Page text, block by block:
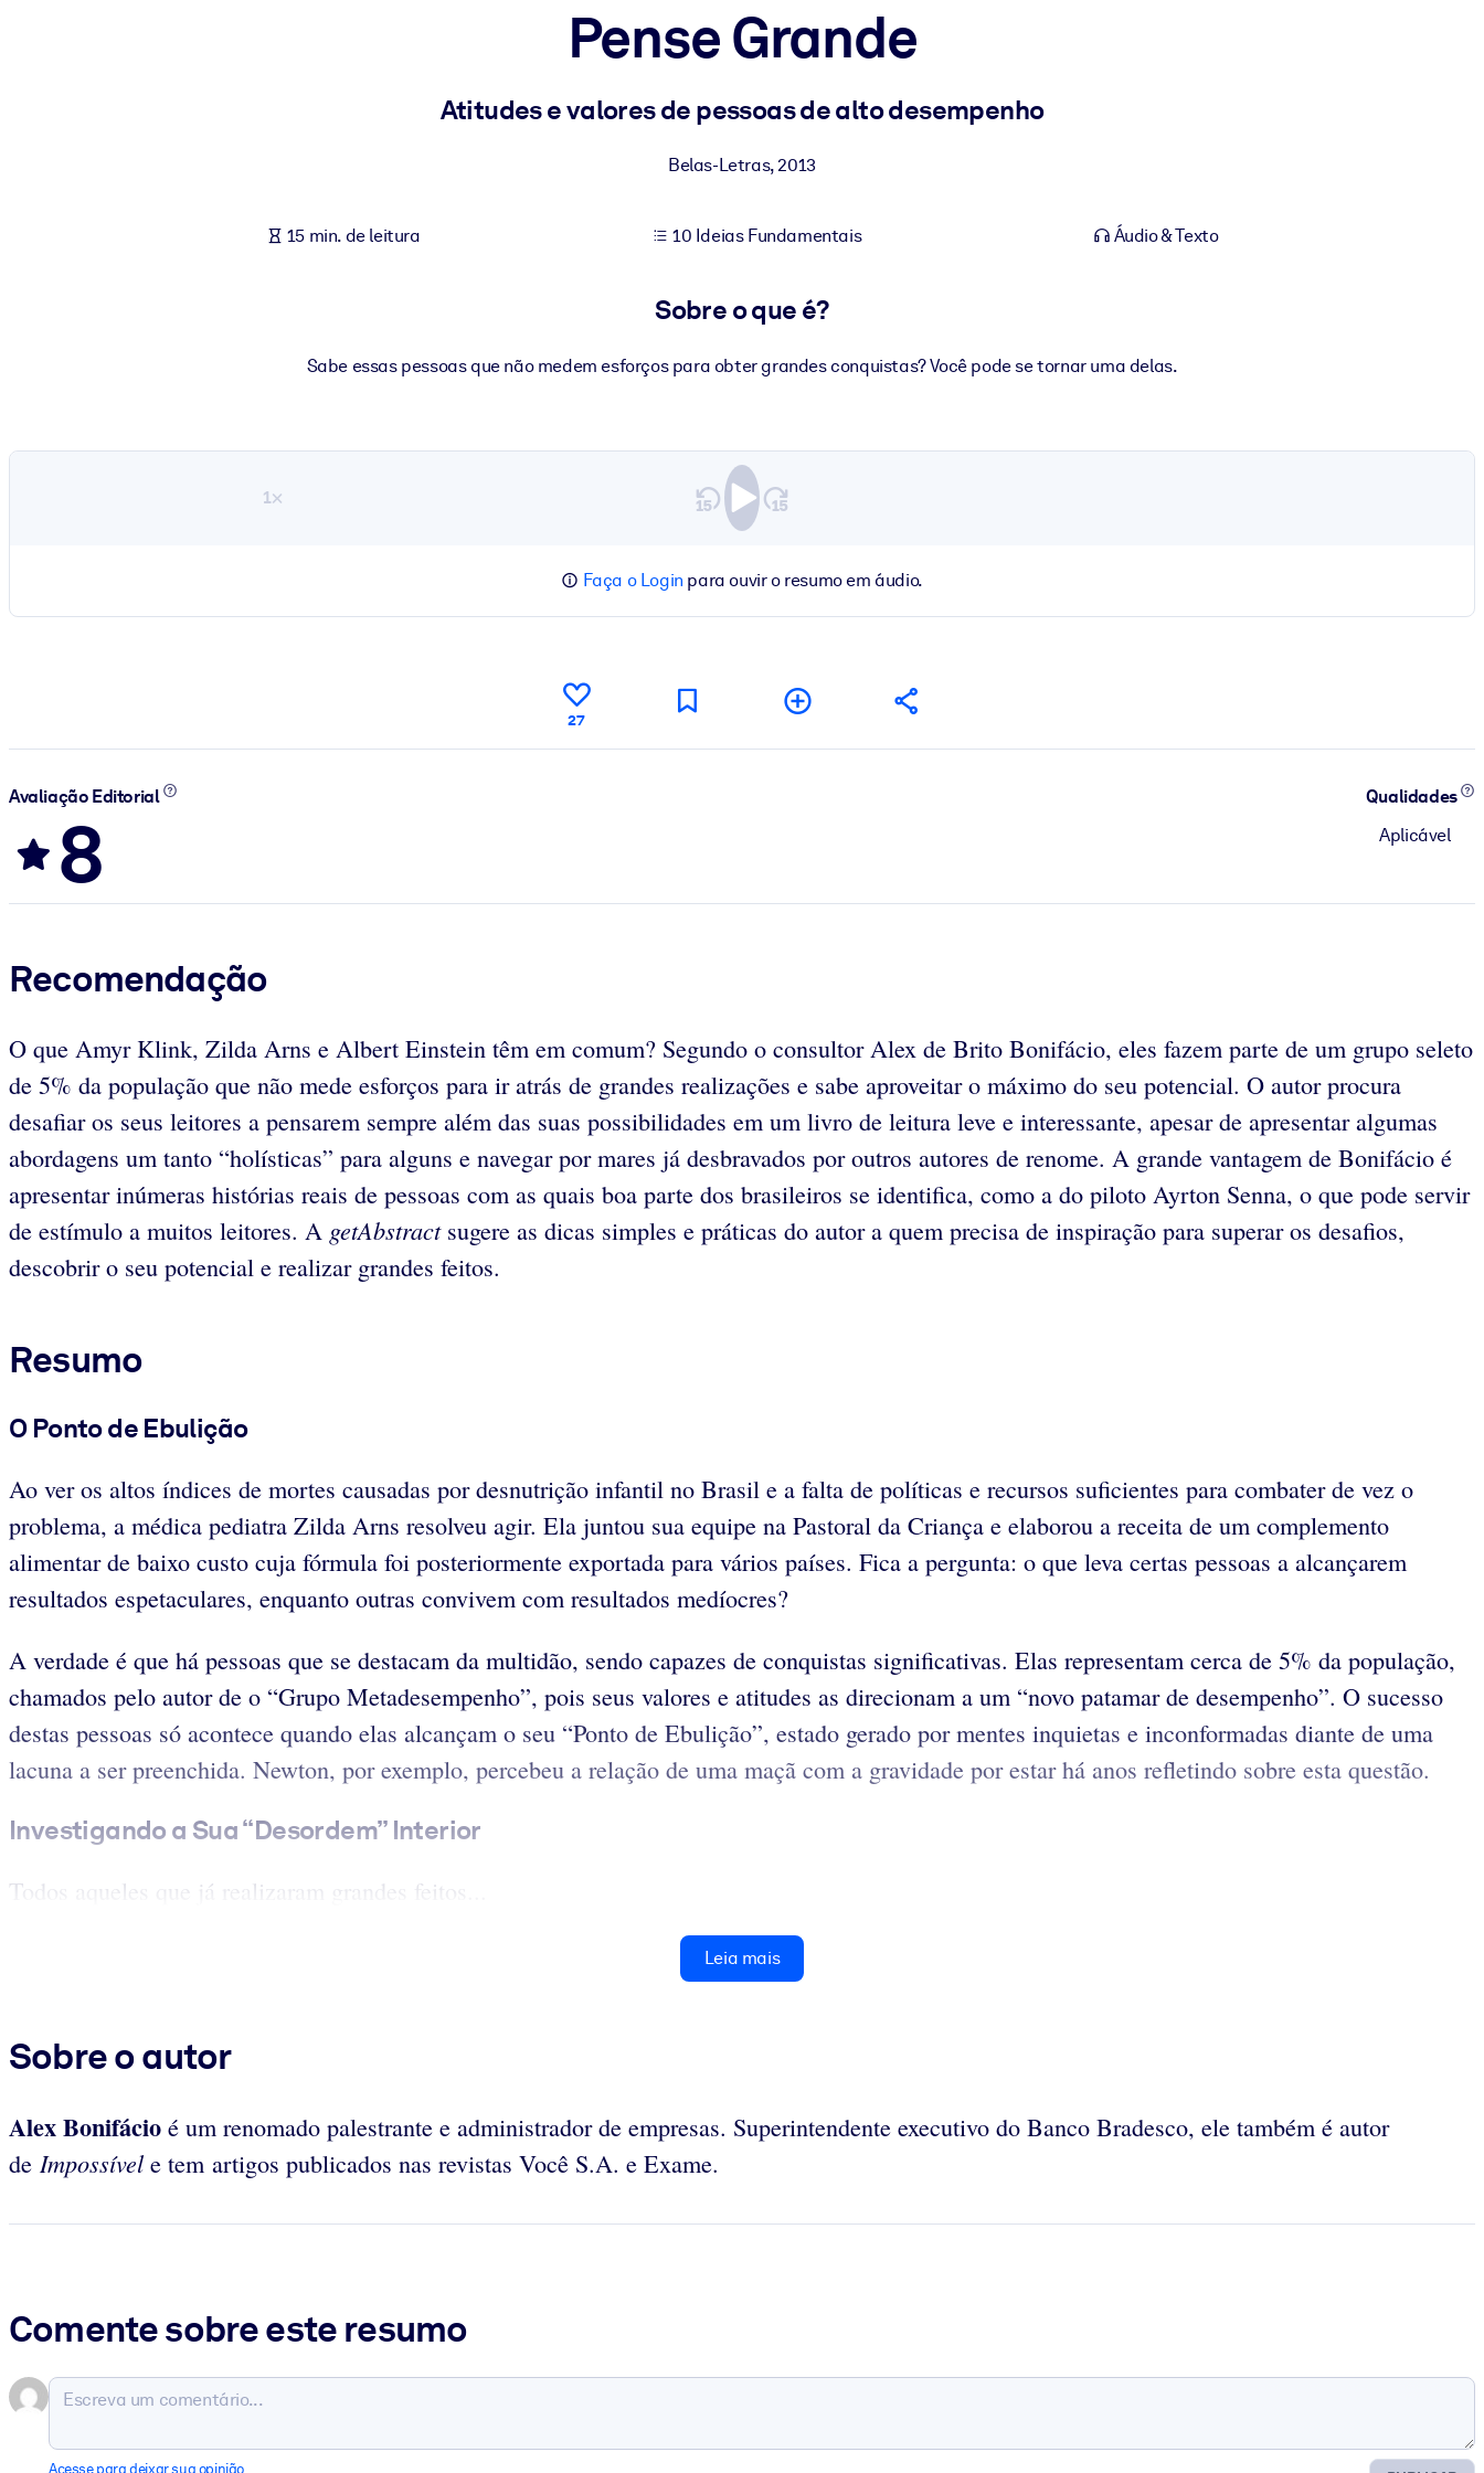
Enriqueça sua biblioteca corporativa com conhecimento de negócios confiável e pronto para uso.
Alimente seus sistemas de IA com conhecimento confiável e estruturado para melhorar os resultados.
Pense Grande
Atitudes e valores de pessoas de alto desempenho
Belas-Letras,2013
15 min. de leitura 10 Ideias Fundamentais Áudio & Texto
Sobre o que é?
Sabe essas pessoas que não medem esforços para obter grandes conquistas? Você pode se tornar uma delas.
1×
Faça o Login para ouvir o resumo em áudio.
27
Avaliação Editorial
8
Qualidades
Aplicável
Recomendação
O que Amyr Klink, Zilda Arns e Albert Einstein têm em comum? Segundo o consultor Alex de Brito Bonifácio, eles fazem parte de um grupo seleto
de 5% da população que não mede esforços para ir atrás de grandes realizações e sabe aproveitar o máximo do seu potencial. O autor procura
desafiar os seus leitores a pensarem sempre além das suas possibilidades em um livro de leitura leve e interessante, apesar de apresentar algumas
abordagens um tanto “holísticas” para alguns e navegar por mares já desbravados por outros autores de renome. A grande vantagem de Bonifácio é
apresentar inúmeras histórias reais de pessoas com as quais boa parte dos brasileiros se identifica, como a do piloto Ayrton Senna, o que pode servir
de estímulo a muitos leitores. A getAbstractsugere as dicas simples e práticas do autor a quem precisa de inspiração para superar os desafios,
descobrir o seu potencial e realizar grandes feitos.
Resumo
O Ponto de Ebulição
Ao ver os altos índices de mortes causadas por desnutrição infantil no Brasil e a falta de políticas e recursos suficientes para combater de vez o
problema, a médica pediatra Zilda Arns resolveu agir. Ela juntou sua equipe na Pastoral da Criança e elaborou a receita de um complemento
alimentar de baixo custo cuja fórmula foi posteriormente exportada para vários países. Fica a pergunta: o que leva certas pessoas a alcançarem
resultados espetaculares, enquanto outras convivem com resultados medíocres?
A verdade é que há pessoas que se destacam da multidão, sendo capazes de conquistas significativas. Elas representam cerca de 5% da população,
chamados pelo autor de o “Grupo Metadesempenho”, pois seus valores e atitudes as direcionam a um “novo patamar de desempenho”. O sucesso
destas pessoas só acontece quando elas alcançam o seu “Ponto de Ebulição”, estado gerado por mentes inquietas e inconformadas diante de uma
lacuna a ser preenchida. Newton, por exemplo, percebeu a relação de uma maçã com a gravidade por estar há anos refletindo sobre esta questão.
Investigando a Sua “Desordem” Interior
Todos aqueles que já realizaram grandes feitos...
Leia mais
Sobre o autor
Alex Bonifácio é um renomado palestrante e administrador de empresas. Superintendente executivo do Banco Bradesco, ele também é autor
de Impossível e tem artigos publicados nas revistas Você S.A. e Exame.
Comente sobre este resumo
Acesse para deixar sua opinião